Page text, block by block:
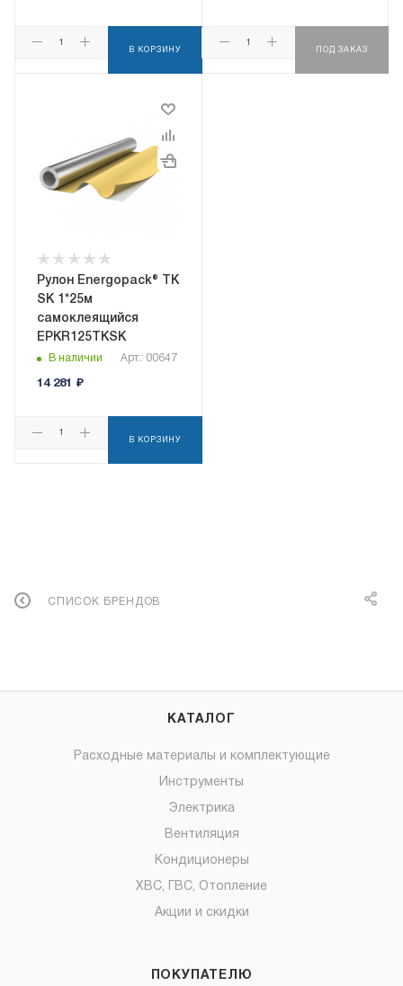
В КОРЗИНУ ПОД ЗАКАЗ
Рулон Energopack® ТК
SK 1*25м
самоклеящийся
EPKR125TKSK
В наличии Арт.: 00647
14 281 ₽
В КОРЗИНУ
СПИСОК БРЕНДОВ
КАТАЛОГ
Расходные материалы и комплектующие
Инструменты
Электрика
Вентиляция
Кондиционеры
ХВС, ГВС, Отопление
Акции и скидки
ПОКУПАТЕЛЮ